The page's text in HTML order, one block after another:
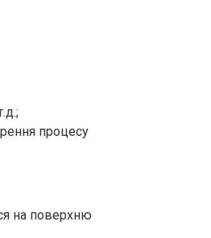
процесу
на поверхню